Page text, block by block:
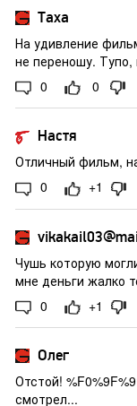
Таха
На удивление
не переношу. Тупо,
0
0
Настя
Отличный фильм,
0
+1
Чушь которую
мне деньги жалко
0
+1
Олег
Отстой!
смотрел...